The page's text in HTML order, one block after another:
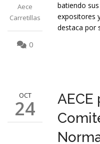
Aece
Carretillas
0
batiendo
expositores
destaca por
OCT
24